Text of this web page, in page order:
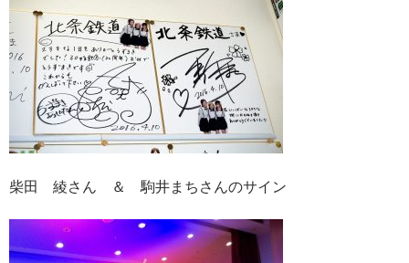
柴田 綾さん ＆ 駒井まちさんのサイン